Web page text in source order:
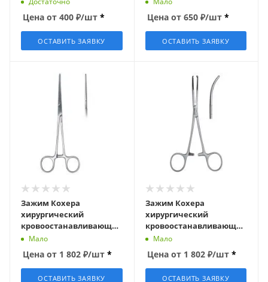
Цена от 400 ₽/шт *
ОСТАВИТЬ ЗАЯВКУ
Цена от 650₽/шт *
ОСТАВИТЬ ЗАЯВКУ
Зажим Кохера
хирургический
кровоостанавливающий
Ochsner-Kocher прямой
Мало
Цена от 1 802 ₽/шт *
ОСТАВИТЬ ЗАЯВКУ
Зажим Кохера
хирургический
кровоостанавливающий
Ochsner-Kocher
изогнутый 220 мм
Мало
Цена от 1 802₽/шт *
ОСТАВИТЬ ЗАЯВКУ